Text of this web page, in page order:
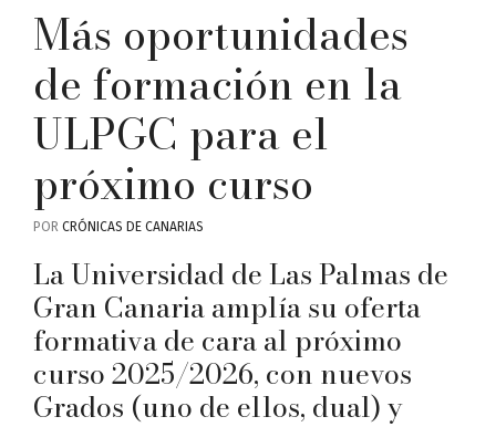
Más oportunidades
de formación en la
ULPGC para el
próximo curso
POR CRÓNICAS DE CANARIAS
La Universidad de Las Palmas de
Gran Canaria amplía su oferta
formativa de cara al próximo
curso 2025/2026, con nuevos
Grados (uno de ellos, dual) y